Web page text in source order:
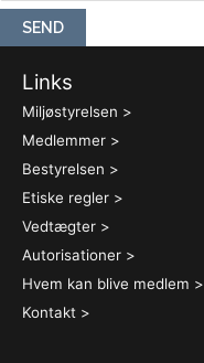
SEND
Links
Miljøstyrelsen >
Medlemmer >
Bestyrelsen >
Etiske regler >
Vedtægter >
Autorisationer >
Hvem kan blive medlem >
Kontakt >